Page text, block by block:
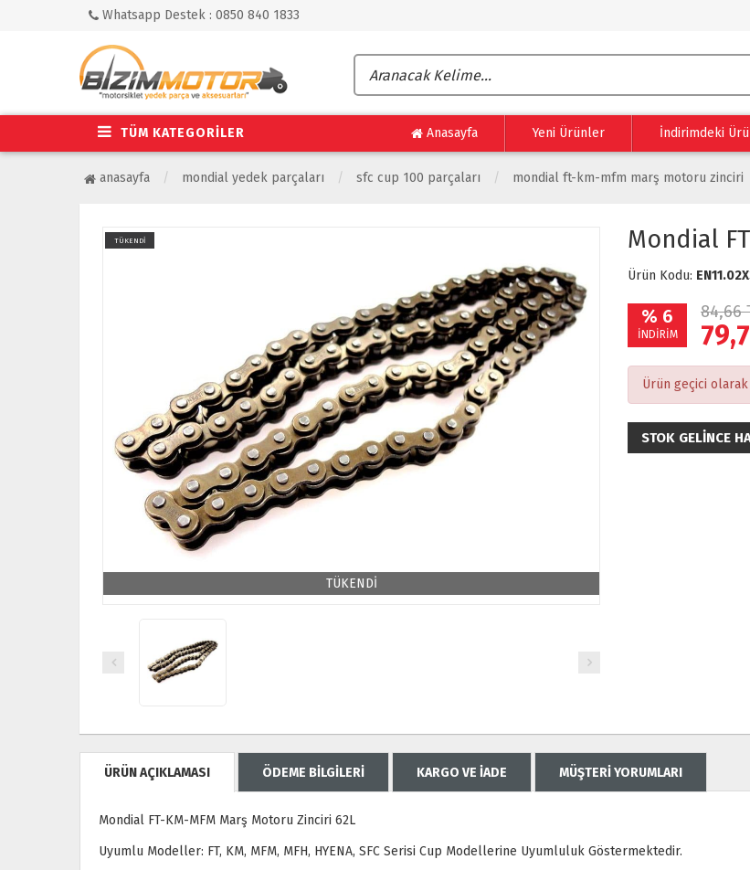
Whatsapp Destek : 0850 840 1833
TÜM KATEGORİLER Anasayfa Yeni Ürünler İndirimdeki
anasayfa mondial yedek parçaları sfc cup 100 parçaları mondial ft-km-mfm marş motoru zinciri
TÜKENDİ
TÜKENDİ
Mondial
Ürün Kodu:
% 6
İNDİRİM
84,66
Ürün geçici
STOK GELINCE
ÜRÜN AÇIKLAMASI ÖDEME BİLGİLERİ KARGO VE İADE MÜŞTERİ YORUMLARI
Mondial FT-KM-MFM Marş Motoru Zinciri 62L
Uyumlu Modeller: FT, KM, MFM, MFH, HYENA, SFC Serisi Cup Modellerine Uyumluluk Göstermektedir.